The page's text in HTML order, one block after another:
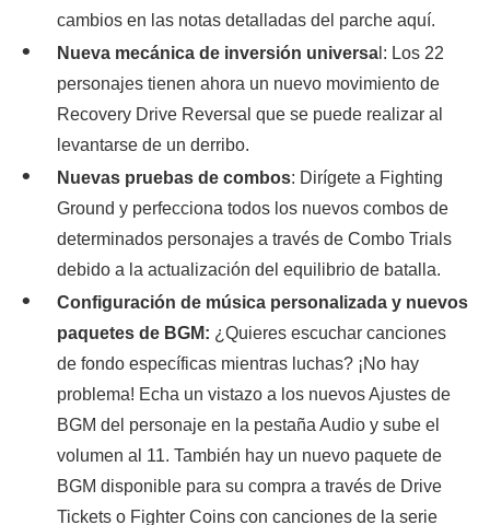
cambios en las notas detalladas del parche aquí.
Nueva mecánica de inversión universa l: Los 22
personajes tienen ahora un nuevo movimiento de
Recovery Drive Reversal que se puede realizar al
levantarse de un derribo.
Nuevas pruebas de combos: Dirígete a Fighting
Ground y perfecciona todos los nuevos combos de
determinados personajes a través de Combo Trials
debido a la actualización del equilibrio de batalla.
Configuración de música personalizada y nuevos
paquetes de BGM: ¿Quieres escuchar canciones
de fondo específicas mientras luchas? ¡No hay
problema! Echa un vistazo a los nuevos Ajustes de
BGM del personaje en la pestaña Audio y sube el
volumen al 11. También hay un nuevo paquete de
BGM disponible para su compra a través de Drive
Tickets o Fighter Coins con canciones de la serie